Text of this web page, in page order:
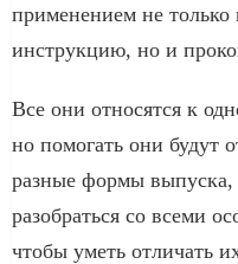
применением не только
инструкцию, но и
Все они относятся к
но помогать они будут
разные формы выпуска,
разобраться со всеми
чтобы уметь отличать